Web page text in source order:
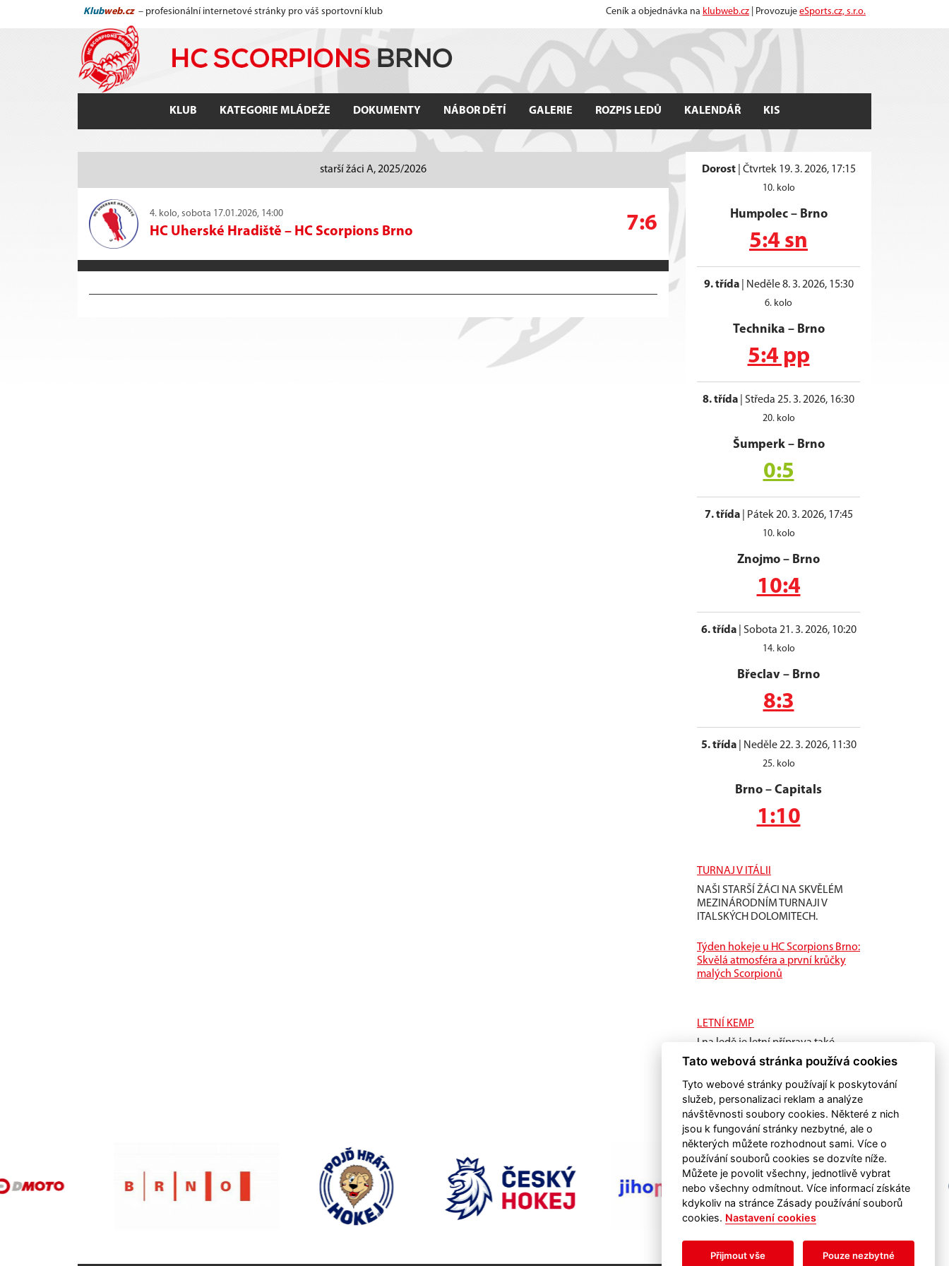
Klubweb.cz – profesionální internetové stránky pro váš sportovní klub Ceník a objednávka na klubweb.cz | Provozuje eSports.cz, s.r.o.
KLUB KATEGORIE MLÁDEŽE DOKUMENTY NÁBOR DĚTÍ GALERIE ROZPIS LEDŮ KALENDÁŘ KIS
starší žáci A, 2025/2026
4. kolo, sobota 17.01.2026, 14:00
HC Uherské Hradiště – HC Scorpions Brno 7:6
Dorost| Čtvrtek 19. 3. 2026, 17:15
10. kolo
Humpolec– Brno
5:4 sn
9. třída| Neděle 8. 3. 2026, 15:30
6. kolo
Technika – Brno
5:4 pp
8. třída Středa 25. 3. 2026, 16:30
20. kolo
Šumperk– Brno
0:5
7. třída| Pátek 20. 3. 2026, 17:45
10. kolo
Znojmo – Brno
10:4
6. třída| Sobota 21. 3. 2026, 10:20
14. kolo
Břeclav – Brno
8:3
5. třída| Neděle 22. 3. 2026, 11:30
25. kolo
Brno – Capitals
1:10
TURNAJ V ITÁLII
NAŠI STARŠÍ ŽÁCI NA SKVĚLÉM
MEZINÁRODNÍM TURNAJI V
ITALSKÝCH DOLOMITECH.
Týden hokeje u HC Scorpions Brno:
Skvělá atmosféra a první krůčky
malých Scorpionů
LETNÍ KEMP
I na ledě je letní příprava také
důležitá.
Tato webová stránka používá cookies
Tyto webové stránky používají k poskytování
služeb, personalizaci reklam a analýze
návštěvnosti soubory cookies. Některé z nich
jsou k fungování stránky nezbytné, ale o
některých můžete rozhodnout sami. Více o
používání souborů cookies se dozvíte níže.
Můžete je povolit všechny, jednotlivě vybrat
nebo všechny odmítnout. Více informací získáte
kdykoliv na stránce Zásady používání souborů
cookies. Nastavení cookies
Přijmout vše Pouze nezbytné